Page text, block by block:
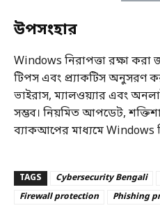
উপসংহার
Windows নিরাপত্তা রক্ষা
টিপস এবং প্র্যাকটিস অনুসরণ
ভাইরাস, ম্যালওয়্যার এবং
সম্ভব। নিয়মিত আপডেট,
ব্যাকআপের মাধ্যমে Windows
TAGS Cybersecurity Bengali
Firewall protection
Phishing